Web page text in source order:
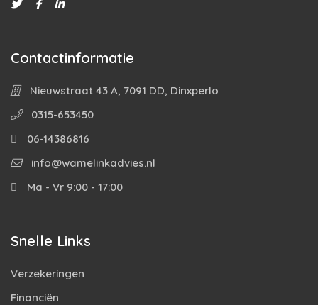
Contactinformatie
Nieuwstraat 43 A, 7091 DD, Dinxperlo
0315-653450
06-14386816
info@wamelinkadvies.nl
Ma - Vr 9:00 - 17:00
Snelle Links
Verzekeringen
Financiën